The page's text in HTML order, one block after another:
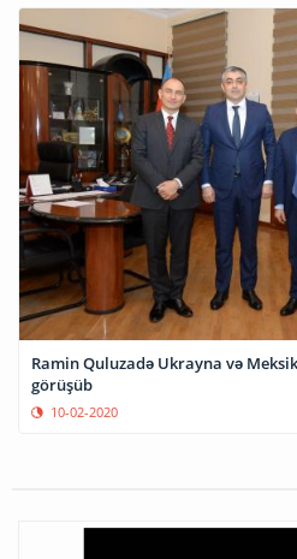
Ramin Quluzadə Ukrayna və
görüşüb
10-02-2020